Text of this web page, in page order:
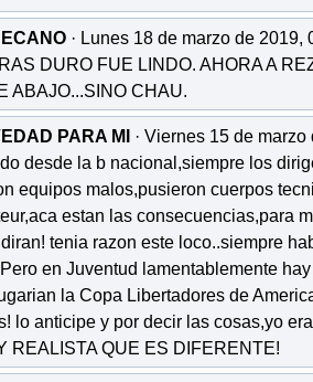
· Lunes 18 de marzo de 2019,
DURO FUE LINDO. AHORA A
ABAJO...SINO CHAU.
PARA MI · Viernes 15 de
desde la b nacional,siempre los
equipos malos,pusieron cuerpos
estan las consecuencias,para
tenia razon este loco..siempre
en Juventud lamentablemente
la Copa Libertadores de
lo anticipe y por decir las cosas,yo
REALISTA QUE ES DIFERENTE!